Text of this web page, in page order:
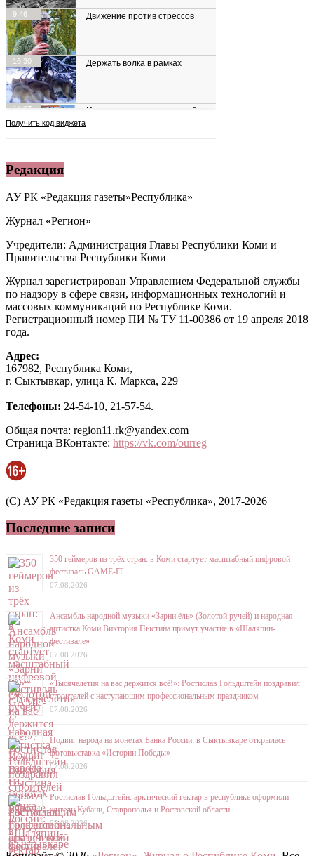
Редакция
АУ РК «Редакция газеты»Республика»
Журнал «Регион»
Учредители: Администрация Главы Республики Коми и
Правительства Республики Коми
Журнал зарегистрирован Управлением Федеральной службы
по надзору в сфере связи, информационных технологий и
массовых коммуникаций по Республике Коми.
Регистрационный номер ПИ № ТУ 11-00386 от 19 апреля 2018
года.
Адрес:
167982, Республика Коми,
г. Сыктывкар, улица К. Маркса, 229
Телефоны: 24-54-10, 21-57-54.
Общая почта: region11.rk@yandex.com
Страница ВКонтакте: https://vk.com/ourreg
(C) АУ РК «Редакция газеты «Республика», 2017-2026
Последние записи
350 геймеров из трёх стран: в Коми стартует масштабный цифровой
фестиваль GAME-IT
07.08.2026
Ансамбль народной музыки «Зарни ёль» (Золотой ручей) и народная
артистка Коми Виктория Пыстина примут участие в «Шаляпин-
фестивале»
07.08.2026
«Тысячелетия на вас держится всё!»: Ростислав Гольдштейн поздравил
строителей с наступающим профессиональным праздником
07.08.2026
Подвиг народа на монетах Банка России: в Сыктывкаре открылась
фотовыставка «Истории Победы»
07.08.2026
Ростислав Гольдштейн: арктический гектар в республике оформили
жители Кубани, Ставрополья и Ростовской области
07.08.2026